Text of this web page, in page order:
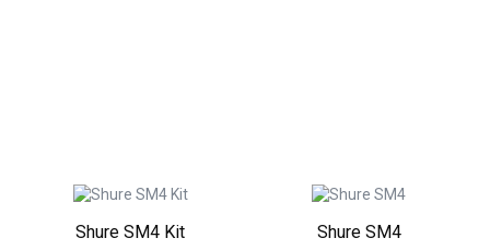
Shure SM4 Kit Shure SM4